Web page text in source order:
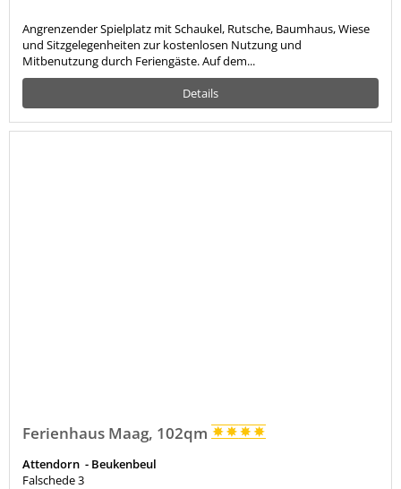
Angrenzender Spielplatz mit Schaukel, Rutsche, Baumhaus, Wiese
und Sitzgelegenheiten zur kostenlosen Nutzung und
Mitbenutzung durch Feriengäste. Auf dem...
Details
Ferienhaus Maag, 102qm
Attendorn - Beukenbeul
Falschede 3